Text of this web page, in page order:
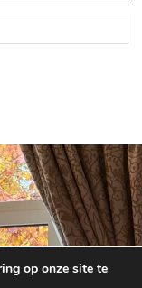
Dit
op onze site te